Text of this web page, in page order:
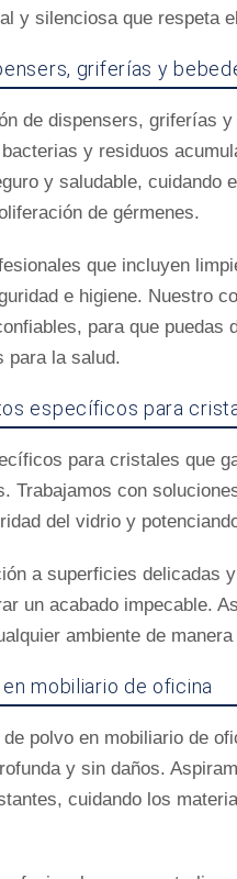
y silenciosa que respeta
griferías y
de dispensers, griferías
y residuos
y saludable, cuidando
de gérmenes.
que incluyen
e higiene. Nuestro
para que puedas
para la salud.
específicos para
para cristales que
Trabajamos con
del vidrio y
a superficies delicadas
un acabado impecable.
ambiente de
mobiliario de oficina
polvo en mobiliario de
y sin daños.
cuidando los